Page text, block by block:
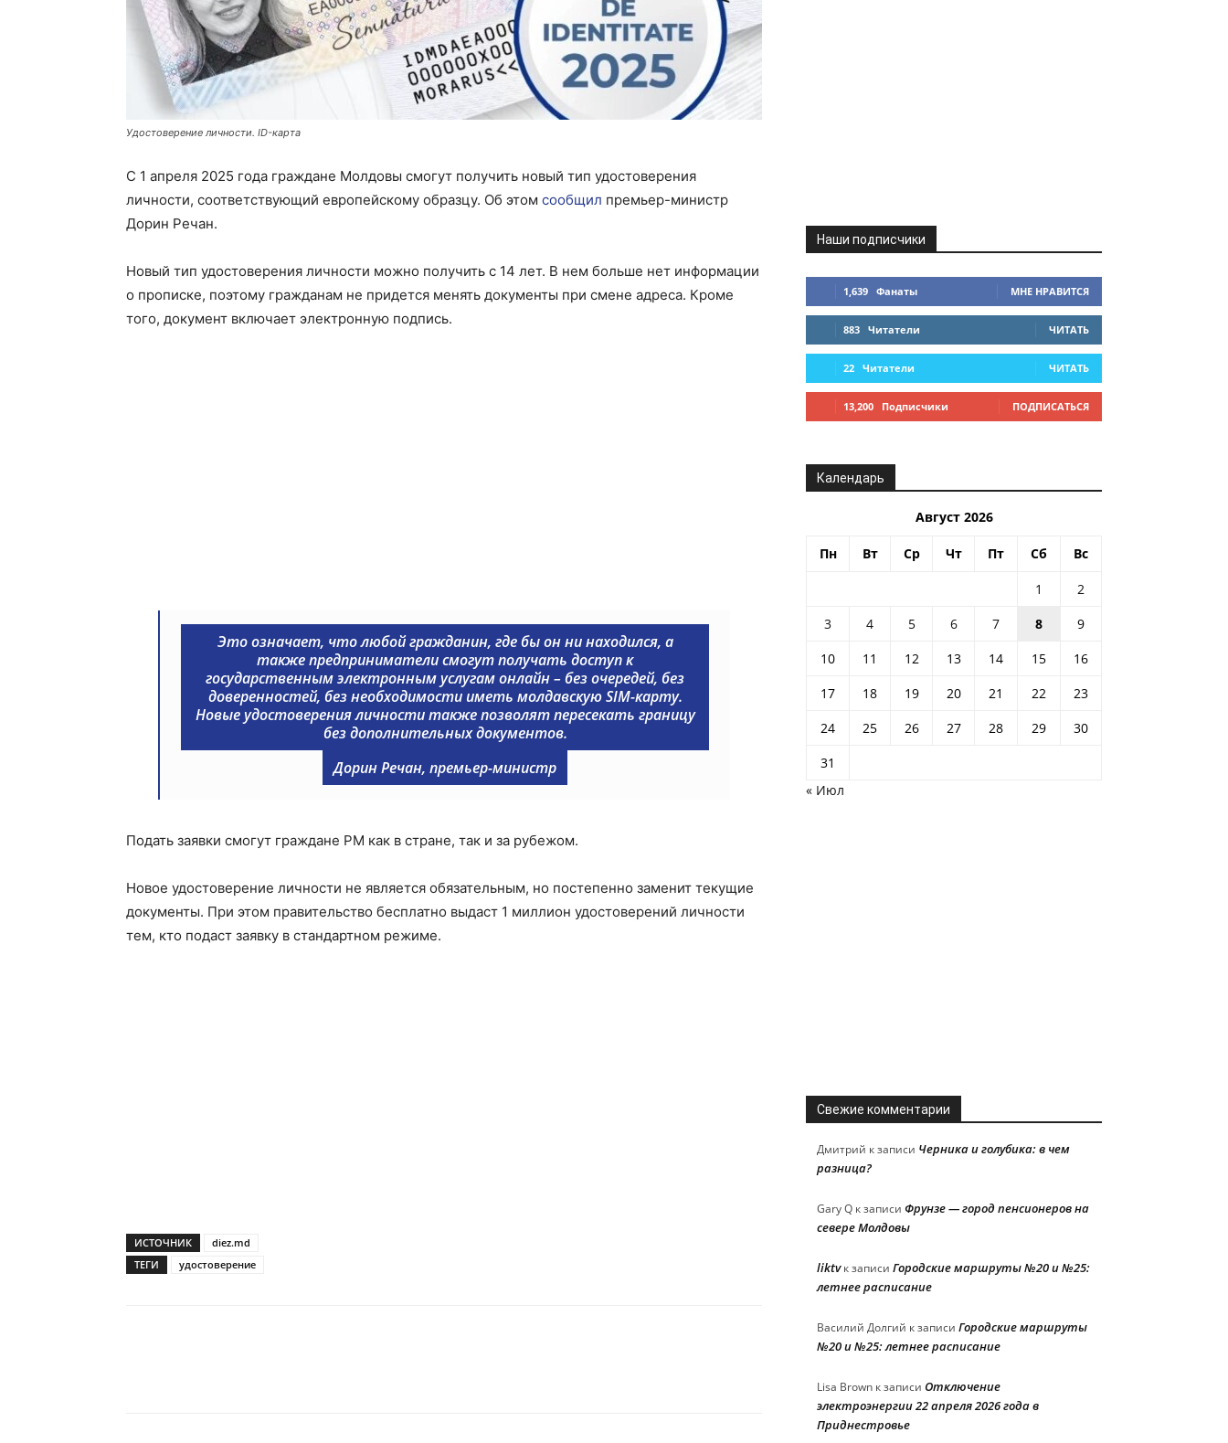
Удостоверение личности. ID-карта
С 1 апреля 2025 года граждане Молдовы смогут получить новый тип удостоверения
личности, соответствующий европейскому образцу. Об этом сообщил премьер-министр
Дорин Речан.
Новый тип удостоверения личности можно получить с 14 лет. В нем больше нет информации
о прописке, поэтому гражданам не придется менять документы при смене адреса. Кроме
того, документ включает электронную подпись.
Это означает, что любой гражданин, где бы он ни находился, а
также предприниматели смогут получать доступ к
государственным электронным услугам онлайн – без очередей, без
доверенностей, без необходимости иметь молдавскую SIM-карту.
Новые удостоверения личности также позволят пересекать границу
без дополнительных документов.
Дорин Речан, премьер-министр
Подать заявки смогут граждане РМ как в стране, так и за рубежом.
Новое удостоверение личности не является обязательным, но постепенно заменит текущие
документы. При этом правительство бесплатно выдаст 1 миллион удостоверений личности
тем, кто подаст заявку в стандартном режиме.
ИСТОЧНИК
diez.md
ТЕГИ
удостоверение
Наши подписчики
1,639 Фанаты МНЕ НРАВИТСЯ
883 Читатели ЧИТАТЬ
22 Читатели ЧИТАТЬ
13,200 Подписчики ПОДПИСАТЬСЯ
Календарь
Август 2026
Пн Вт Ср Чт Пт Сб Вс
1
2
3
4 5 6 7 8
9
10
11 12 13 14 15
16
17
18 19 20 21 22
23
24
25 26 27 28 29
30
31
« Июл
Свежие комментарии
Дмитрий к записи Черника и голубика: в чем
разница?
Gary Q к записи Фрунзе — город пенсионеров на
севере Молдовы
liktvк записи Городские маршруты №20 и №25:
летнее расписание
Василий Долгий к записи Городские маршруты
№20 и №25: летнее расписание
Lisa Brown к записи Отключение
электроэнергии 22 апреля 2026 года в
Приднестровье